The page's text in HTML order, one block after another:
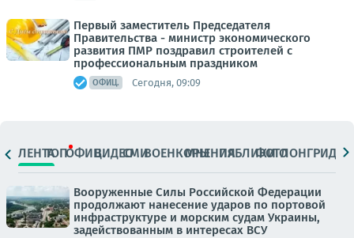
Первый заместитель Председателя
Правительства - министр экономического
развития ПМР поздравил строителей с
профессиональным праздником
ОФИЦ. Сегодня, 09:09
ЛЕНТАТОПОФИЦ.ВИДЕОСМИВОЕНКОРЫМНЕНИЯПАБЛИКИ
ФОТОЛОНГРИДЫ
Вооруженные Силы Российской Федерации
продолжают нанесение ударов по портовой
инфраструктуре и морским судам Украины,
задействованным в интересах ВСУ